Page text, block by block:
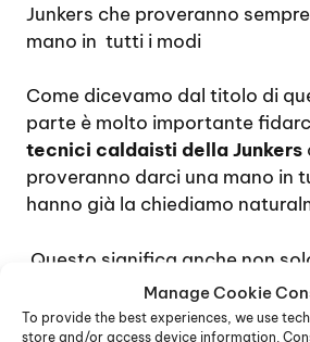
Manage Cookie
To provide the best experiences, we use
store and/or access device information.
Junkers che proveranno
mano in tutti i modi
Come dicevamo dal titolo di
parte è molto importante
tecnici caldaisti della Junkers
proveranno darci una mano in
hanno già la chiediamo
Questo significa anche non
dicevamo nella prima parte
per quanto riguarda le varie